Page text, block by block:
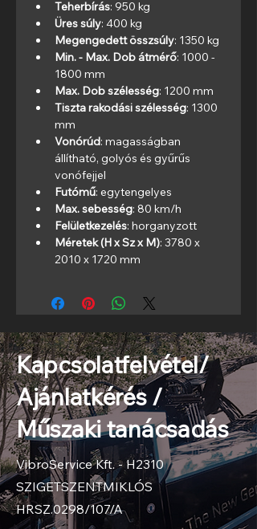
Teherbírás: 950 kg
Üres súly: 400 kg
Megengedett összsúly: 1350 kg
Min. - Max. Dob átmérő: 1000 -
1800 mm
Max. Dob szélesség: 1200 mm
Tiszta rakodási szélesség: 1300
mm
Vonórúd: magasságban
állítható, golyós és gyűrűs
vonófejjel
Futómű: egytengelyes
Max. sebesség: 80 km/h
Felületkezelés: horganyzott
Méretek (H x Sz x M): 3780 x
2010 x 1720 mm
Kapcsolatfelvétel/
Ajánlatkérés /
Műszaki tanácsadás
VibroService Kft. - H2310
SZIGETSZENTMIKLÓS
HRSZ.0298/107/A